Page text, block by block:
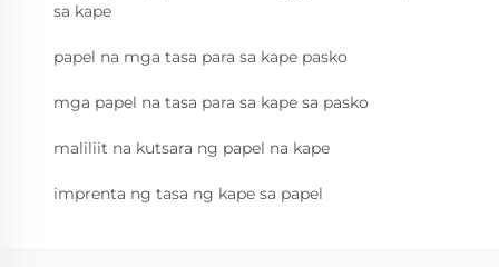
sa kape
papel na mga tasa para sa kape pasko
mga papel na tasa para sa kape sa pasko
maliliit na kutsara ng papel na kape
imprenta ng tasa ng kape sa papel